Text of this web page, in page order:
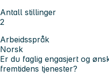
Antall stillinger
2
Arbeidsspråk
Norsk
Er du faglig engasjert og
fremtidens tjenester?